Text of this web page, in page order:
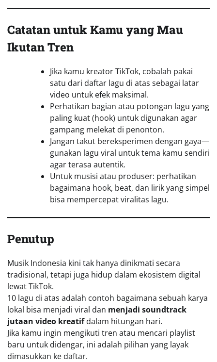
Catatan untuk Kamu yang Mau
Ikutan Tren
Jika kamu kreator TikTok, cobalah pakai
satu dari daftar lagu di atas sebagai latar
video untuk efek maksimal.
Perhatikan bagian atau potongan lagu yang
paling kuat (hook) untuk digunakan agar
gampang melekat di penonton.
Jangan takut bereksperimen dengan gaya—
gunakan lagu viral untuk tema kamu sendiri
agar terasa autentik.
Untuk musisi atau produser: perhatikan
bagaimana hook, beat, dan lirik yang simpel
bisa mempercepat viralitas lagu.
Penutup
Musik Indonesia kini tak hanya dinikmati secara
tradisional, tetapi juga hidup dalam ekosistem digital
lewat TikTok.
10 lagu di atas adalah contoh bagaimana sebuah karya
lokal bisa menjadi viral dan menjadi soundtrack
jutaan video kreatifdalam hitungan hari.
Jika kamu ingin mengikuti tren atau mencari playlist
baru untuk didengar, ini adalah pilihan yang layak
dimasukkan ke daftar.